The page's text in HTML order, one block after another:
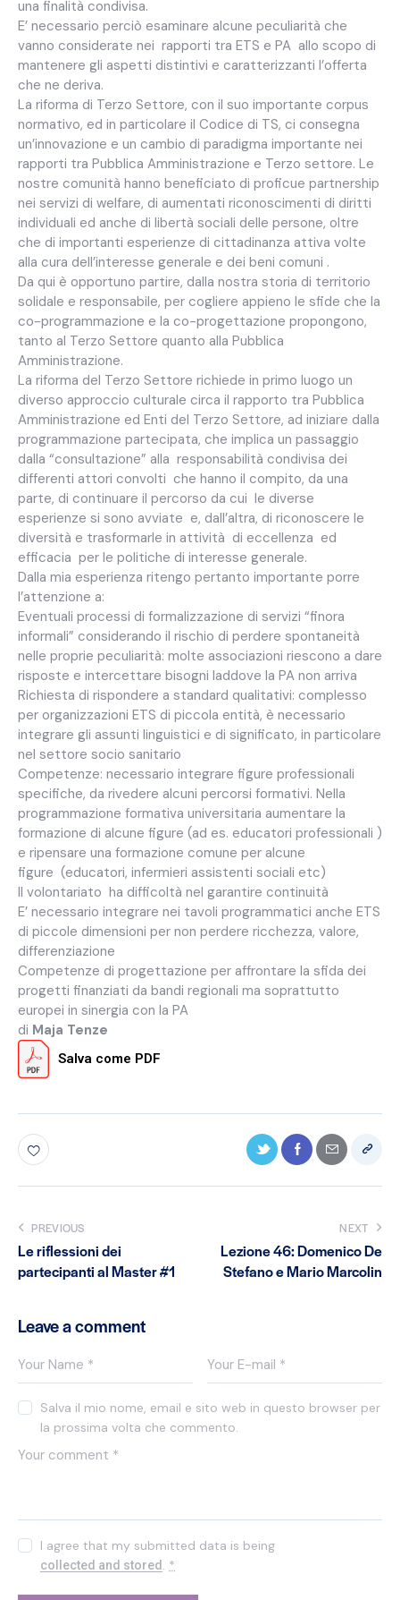
una finalità condivisa.
E’ necessario perciò esaminare alcune peculiarità che
vanno considerate nei rapporti tra ETS e PA allo scopo di
mantenere gli aspetti distintivi e caratterizzanti l’offerta
che ne deriva.
La riforma di Terzo Settore, con il suo importante corpus
normativo, ed in particolare il Codice di TS, ci consegna
un’innovazione e un cambio di paradigma importante nei
rapporti tra Pubblica Amministrazione e Terzo settore. Le
nostre comunità hanno beneficiato di proficue partnership
nei servizi di welfare, di aumentati riconoscimenti di diritti
individuali ed anche di libertà sociali delle persone, oltre
che di importanti esperienze di cittadinanza attiva volte
alla cura dell’interesse generale e dei beni comuni .
Da qui è opportuno partire, dalla nostra storia di territorio
solidale e responsabile, per cogliere appieno le sfide che la
co-programmazione e la co-progettazione propongono,
tanto al Terzo Settore quanto alla Pubblica
Amministrazione.
La riforma del Terzo Settore richiede in primo luogo un
diverso approccio culturale circa il rapporto tra Pubblica
Amministrazione ed Enti del Terzo Settore, ad iniziare dalla
programmazione partecipata, che implica un passaggio
dalla “consultazione” alla responsabilità condivisa dei
differenti attori convolti che hanno il compito, da una
parte, di continuare il percorso da cui le diverse
esperienze si sono avviate e, dall’altra, di riconoscere le
diversità e trasformarle in attività di eccellenza ed
efficacia per le politiche di interesse generale.
Dalla mia esperienza ritengo pertanto importante porre
l’attenzione a:
Eventuali processi di formalizzazione di servizi “finora
informali” considerando il rischio di perdere spontaneità
nelle proprie peculiarità: molte associazioni riescono a dare
risposte e intercettare bisogni laddove la PA non arriva
Richiesta di rispondere a standard qualitativi: complesso
per organizzazioni ETS di piccola entità, è necessario
integrare gli assunti linguistici e di significato, in particolare
nel settore socio sanitario
Competenze: necessario integrare figure professionali
specifiche, da rivedere alcuni percorsi formativi. Nella
programmazione formativa universitaria aumentare la
formazione di alcune figure (ad es. educatori professionali )
e ripensare una formazione comune per alcune
figure (educatori, infermieri assistenti sociali etc)
Il volontariato ha difficoltà nel garantire continuità
E’ necessario integrare nei tavoli programmatici anche ETS
di piccole dimensioni per non perdere ricchezza, valore,
differenziazione
Competenze di progettazione per affrontare la sfida dei
progetti finanziati da bandi regionali ma soprattutto
europei in sinergia con la PA
di Maja Tenze
Salva come PDF
PREVIOUS
Le riflessioni dei
partecipanti al Master #1
NEXT
Lezione 46: Domenico De
Stefano e Mario Marcolin
Leave a comment
Salva il mio nome, email e sito web in questo browser per
la prossima volta che commento.
I agree that my submitted data is being
collected and stored . *